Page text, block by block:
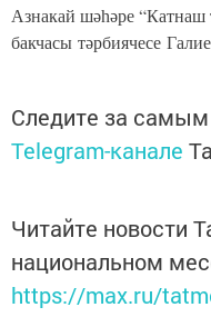
Азнакай шәһәре “Катнаш
бакчасы тәрбиячесе
Следите за
Telegram-канале
Читайте новости
национальном
https://max.ru/